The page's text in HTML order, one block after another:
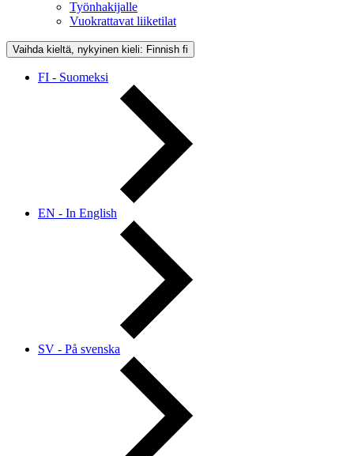
Työnhakijalle
Vuokrattavat liiketilat
Vaihda kieltä, nykyinen kieli: Finnish fi
FI - Suomeksi
EN - In English
SV - På svenska